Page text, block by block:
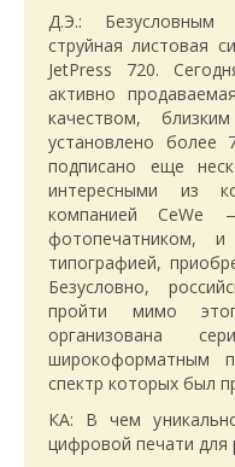
Д.Э.: Безусловным
струйная листовая
JetPress 720.
активно
качеством,
установлено
подписано еще
интересными из
компанией CeWe
фотопечатником,
типографией,
Безусловно,
пройти мимо
организована
широкоформатным
спектр которых был
КА: В чем
цифровой печати для